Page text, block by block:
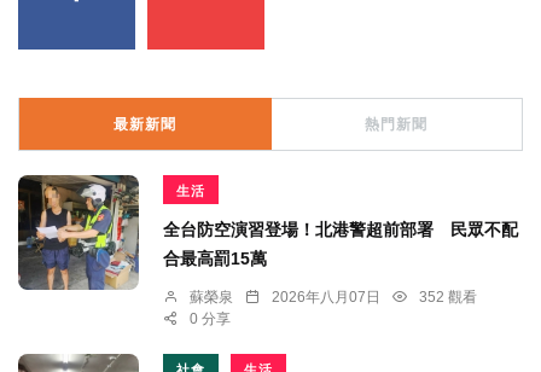
最新新聞 熱門新聞
生活
全台防空演習登場！北港警超前部署 民眾不配
合最高罰15萬
蘇榮泉 2026年八月07日
352 觀看
0 分享